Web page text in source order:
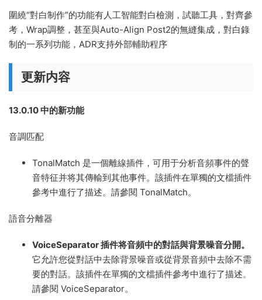
圍繞“對白制作”的功能有人工智能對白檢測，試聽工具，對齊參
考，Wrap調整，甚至與Auto-Align Post2的無縫集成，對白錄
制的一系列功能，ADR支持外部輔助程序
更新内容
13.0.10 中的新功能
音調匹配
TonalMatch 是一個離線插件，可用于分析音頻事件的聲
音特征并将其傳輸到其他事件。該插件在單獨的文檔插件
參考中進行了描述。請參閱 TonalMatch。
語音分離器
VoiceSeparator插件将音頻中的對話與背景噪音分開。
它允許您從對話中去除背景噪音或從背景音頻中去除不需
要的對話。該插件在單獨的文檔插件參考中進行了描述。
請參閱 VoiceSeparator。